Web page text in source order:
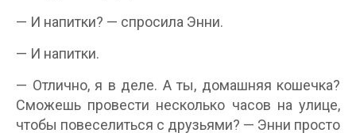
— И напитки? — спросила Энни.
— И напитки.
— Отлично, я в деле. А ты, домашняя кошечка?
Сможешь провести несколько часов на улице,
чтобы повеселиться с друзьями? — Энни просто